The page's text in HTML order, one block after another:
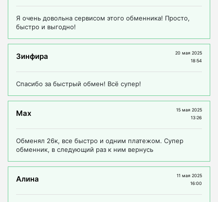
Я очень довольна сервисом этого обменника! Просто,
быстро и выгодно!
Зинфира
20 мая 2025
18:54
Спасибо за быстрый обмен! Всё супер!
Max
15 мая 2025
13:26
Обменял 26к, все быстро и одним платежом. Супер
обменник, в следующий раз к ним вернусь
Алина
11 мая 2025
16:00